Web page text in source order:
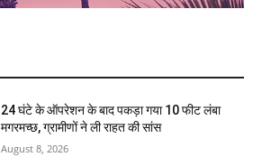
24 घंटे के ऑपरेशन के बाद पकड़ा गया 10 फीट लंबा
मगरमच्छ, ग्रामीणों ने ली राहत की सांस
August 8, 2026